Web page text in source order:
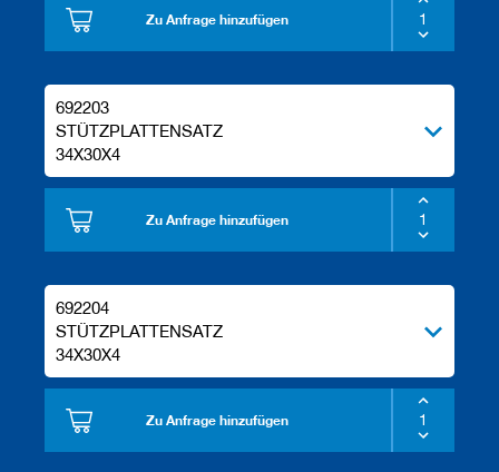
Zu Anfrage hinzufügen
692203
STÜTZPLATTENSATZ
34X30X4
Zu Anfrage hinzufügen
692204
STÜTZPLATTENSATZ
34X30X4
Zu Anfrage hinzufügen